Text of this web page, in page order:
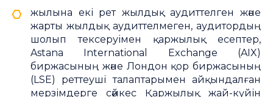
жылына екі рет жылдық аудиттелген және
жарты жылдық аудиттелмеген, аудитордың
шолып тексеруімен қаржылық есептер,
Astana International Exchange (AIX)
биржасының және Лондон қор биржасының
(LSE) реттеуші талаптарымен айқындалған
мерзімдерге сәйкес Қаржылық жай-күйін